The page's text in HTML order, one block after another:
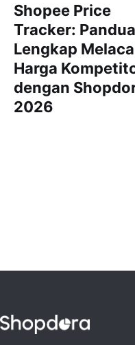
Shopee Price
Tracker:
Lengkap
Harga
dengan
2026